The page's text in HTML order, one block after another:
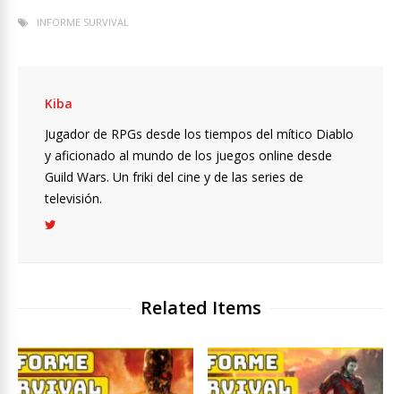
INFORME SURVIVAL
Kiba
Jugador de RPGs desde los tiempos del mítico Diablo
y aficionado al mundo de los juegos online desde
Guild Wars. Un friki del cine y de las series de
televisión.
Related Items